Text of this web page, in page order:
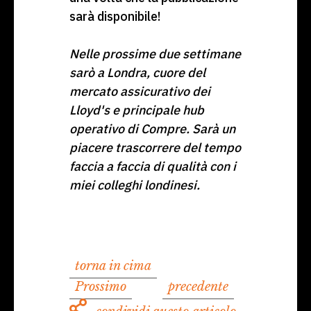
sarà disponibile!
Nelle prossime due settimane
sarò a Londra, cuore del
mercato assicurativo dei
Lloyd's e principale hub
operativo di Compre. Sarà un
piacere trascorrere del tempo
faccia a faccia di qualità con i
miei colleghi londinesi.
torna in cima
Prossimo
precedente